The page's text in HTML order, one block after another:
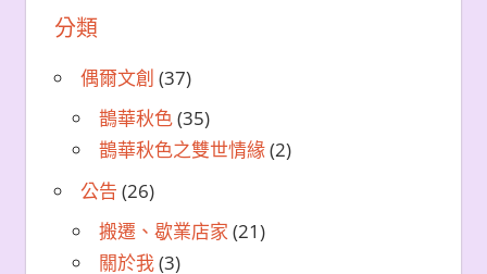
分類
偶爾文創 (37)
鵲華秋色(35)
鵲華秋色之雙世情緣(2)
公告 (26)
搬遷、歇業店家 (21)
關於我(3)